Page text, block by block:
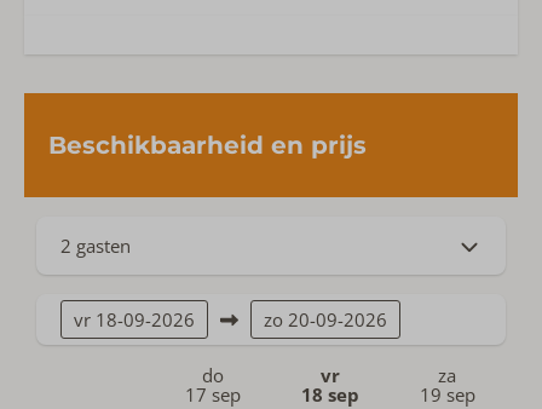
Beschikbaarheid en prijs
2 gasten
vr 18-09-2026 zo 20-09-2026
do
17 sep
vr
18 sep
za
19 sep